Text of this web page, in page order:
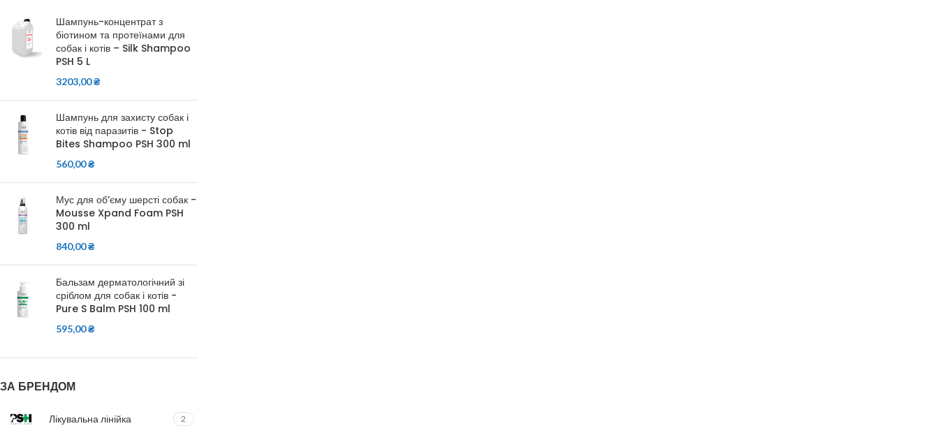
Шампунь-концентрат з
біотином та протеїнами для
собак і котів – Silk Shampoo
PSH 5 L
3203,00₴
Шампунь для захисту собак і
котів від паразитів - Stop
Bites Shampoo PSH 300 ml
560,00₴
Мус для об’єму шерсті собак -
Mousse Xpand Foam PSH
300 ml
840,00₴
Бальзам дерматологічний зі
сріблом для собак і котів -
Pure S Balm PSH 100 ml
595,00₴
ЗА БРЕНДОМ
Лікувальна лінійка 2